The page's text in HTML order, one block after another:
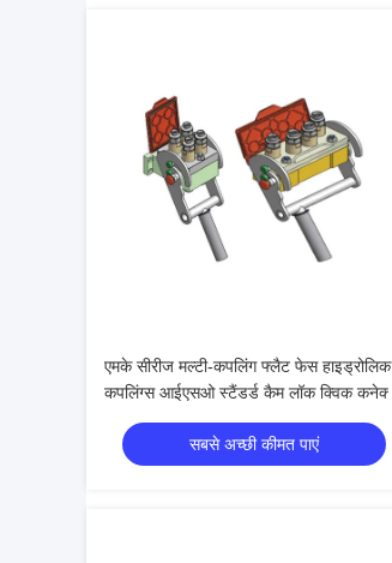
एमके सीरीज मल्टी-कपलिंग फ्लैट फेस हाइड्रोलिक
कपलिंग्स आईएसओ स्टैंडर्ड कैम लॉक क्विक कनेक्ट
सिस्टम
सबसे अच्छी कीमत पाएं